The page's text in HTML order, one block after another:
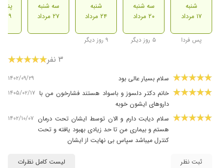
شنبه
۱۷ مرداد
پس فردا
سه شنبه
۲۰ مرداد
۵ روز دیگر
شنبه
۲۴ مرداد
۹ روز دیگر
سه شنبه
۲۷ مرداد
پنج
۲۹ مرداد
۳ نفر
سلام بسیار عالی بود ۱۴۰۲/۰۹/۲۹
خانم دکتر دلسوز و باسواد هستند فشارخون من با
داروهای ایشون خوبه
۱۴۰۵/۰۲/۱۷
سلام دیابت دارم و الان توسط ایشان تحت درمان
هستم و بیماری من تا حد زیادی بهبود یافته و تحت
کنترل میباشد سپاس بی نهایت از ایشان
۱۴۰۲/۱۰/۰۷
ثبت نظر لیست کامل نظرات